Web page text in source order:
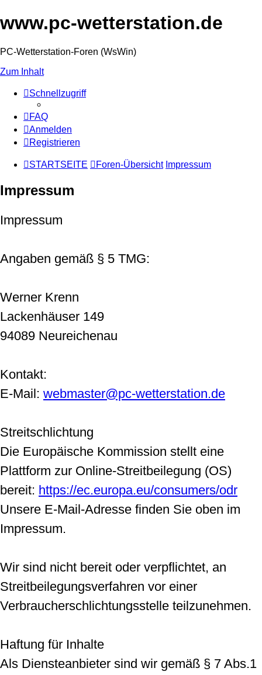
www.pc-wetterstation.de
PC-Wetterstation-Foren (WsWin)
Zum Inhalt
Schnellzugriff
FAQ
Anmelden
Registrieren
STARTSEITE Foren-Übersicht Impressum
Impressum
Impressum
Angaben gemäß § 5 TMG:
Werner Krenn
Lackenhäuser 149
94089 Neureichenau
Kontakt:
E-Mail: webmaster@pc-wetterstation.de
Streitschlichtung
Die Europäische Kommission stellt eine
Plattform zur Online-Streitbeilegung (OS)
bereit: https://ec.europa.eu/consumers/odr
Unsere E-Mail-Adresse finden Sie oben im
Impressum.
Wir sind nicht bereit oder verpflichtet, an
Streitbeilegungsverfahren vor einer
Verbraucherschlichtungsstelle teilzunehmen.
Haftung für Inhalte
Als Diensteanbieter sind wir gemäß § 7 Abs.1